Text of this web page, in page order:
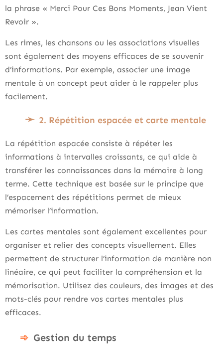
la phrase « Merci Pour Ces Bons Moments, Jean Vient
Revoir ».
Les rimes, les chansons ou les associations visuelles
sont également des moyens efficaces de se souvenir
d’informations. Par exemple, associer une image
mentale à un concept peut aider à le rappeler plus
facilement.
2. Répétition espacée et carte mentale
La répétition espacée consiste à répéter les
informations à intervalles croissants, ce qui aide à
transférer les connaissances dans la mémoire à long
terme. Cette technique est basée sur le principe que
l’espacement des répétitions permet de mieux
mémoriser l’information.
Les cartes mentales sont également excellentes pour
organiser et relier des concepts visuellement. Elles
permettent de structurer l’information de manière non
linéaire, ce qui peut faciliter la compréhension et la
mémorisation. Utilisez des couleurs, des images et des
mots-clés pour rendre vos cartes mentales plus
efficaces.
Gestion du temps